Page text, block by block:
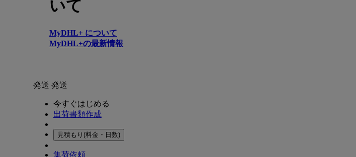
いて
MyDHL+ について
MyDHL+の最新情報
発送 発送
今すぐはじめる
出荷書類作成
見積もり(料金・日数)
集荷依頼